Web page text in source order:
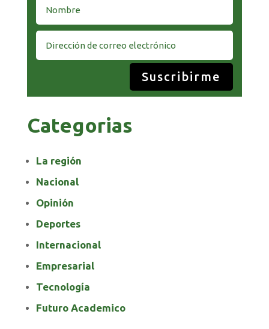
Suscribirme
Categorias
La región
Nacional
Opinión
Deportes
Internacional
Empresarial
Tecnología
Futuro Academico